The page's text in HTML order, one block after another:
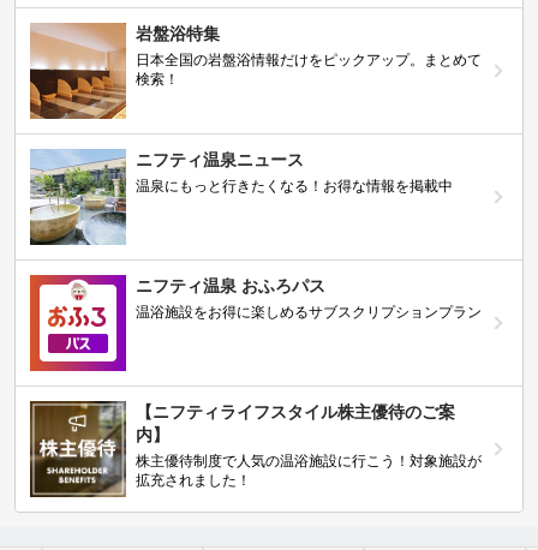
岩盤浴特集
日本全国の岩盤浴情報だけをピックアップ。まとめて
検索！
ニフティ温泉ニュース
温泉にもっと行きたくなる！お得な情報を掲載中
ニフティ温泉 おふろパス
温浴施設をお得に楽しめるサブスクリプションプラン
【ニフティライフスタイル株主優待のご案
内】
株主優待制度で人気の温浴施設に行こう！対象施設が
拡充されました！